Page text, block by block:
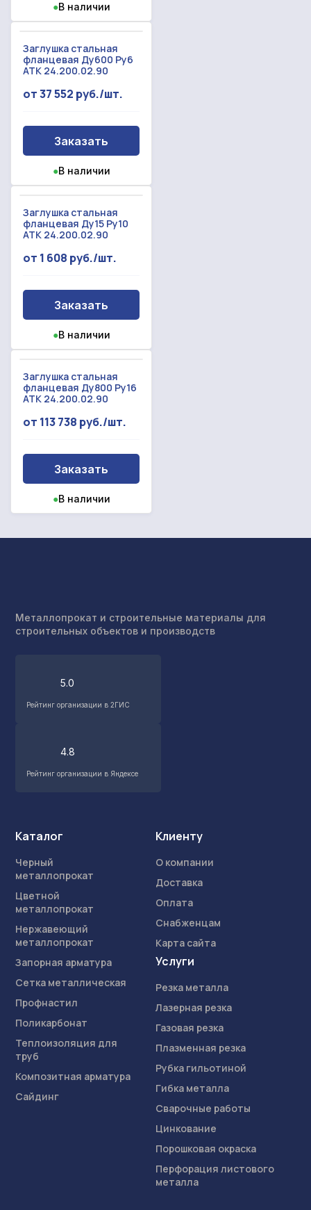
●В наличии
Заглушка стальная
фланцевая Ду600 Ру6
АТК 24.200.02.90
от 37 552 руб./шт.
Заказать
●В наличии
Заглушка стальная
фланцевая Ду15 Ру10
АТК 24.200.02.90
от 1 608 руб./шт.
Заказать
●В наличии
Заглушка стальная
фланцевая Ду800 Ру16
АТК 24.200.02.90
от 113 738 руб./шт.
Заказать
●В наличии
Металлопрокат и строительные материалы для
строительных объектов и производств
5.0
Рейтинг организации в 2ГИС
4.8
Рейтинг организации в Яндексе
Каталог
Черный
металлопрокат
Цветной
металлопрокат
Нержавеющий
металлопрокат
Запорная арматура
Сетка металлическая
Профнастил
Поликарбонат
Теплоизоляция для
труб
Композитная арматура
Сайдинг
Клиенту
О компании
Доставка
Оплата
Снабженцам
Карта сайта
Услуги
Резка металла
Лазерная резка
Газовая резка
Плазменная резка
Рубка гильотиной
Гибка металла
Сварочные работы
Цинкование
Порошковая окраска
Перфорация листового
металла